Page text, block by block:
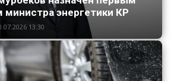
министра энергетики КР
13:30